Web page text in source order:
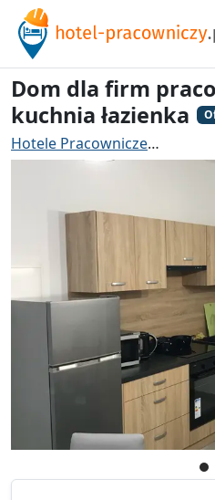
Dom dla firm
kuchnia łazienka
Hotele Pracownicze